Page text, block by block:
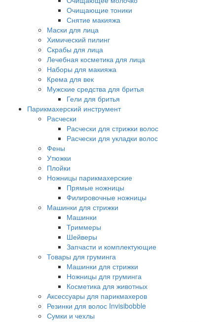
Очищающие тоники
Снятие макияжа
Маски для лица
Химический пилинг
Скрабы для лица
Лечебная косметика для лица
Наборы для макияжа
Крема для век
Мужские средства для бритья
Гели для бритья
Парикмахерский инструмент
Расчески
Расчески для стрижки волос
Расчески для укладки волос
Фены
Утюжки
Плойки
Ножницы парикмахерские
Прямые ножницы
Филировочные ножницы
Машинки для стрижки
Машинки
Триммеры
Шейверы
Запчасти и комплектующие
Товары для груминга
Машинки для стрижки
Ножницы для груминга
Косметика для животных
Аксессуары для парикмахеров
Резинки для волос Invisibobble
Сумки и чехлы